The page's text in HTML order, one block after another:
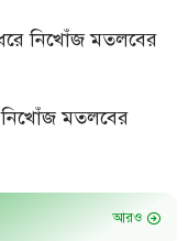
নিখোঁজ মতলবের
নিখোঁজ মতলবের
আরও